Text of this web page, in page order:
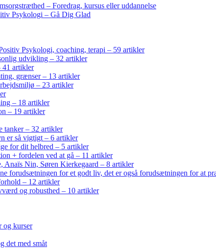
– Foredrag, kursus eller uddannelse
Psykologi – Gå Dig Glad
Psykologi, coaching, terapi – 59 artikler
udvikling – 32 artikler
41 artikler
grænser – 13 artikler
– 23 artikler
– 18 artikler
– 19 artikler
tanker – 32 artikler
er så vigtigt – 6 artikler
for dit helbred – 5 artikler
+ fordelen ved at gå – 11 artikler
Anaïs Nin, Søren Kierkegaard – 8 artikler
forudsætningen for et godt liv, det er også forudsætningen for at
– 12 artikler
og robusthed – 10 artikler
og kurser
det med småt